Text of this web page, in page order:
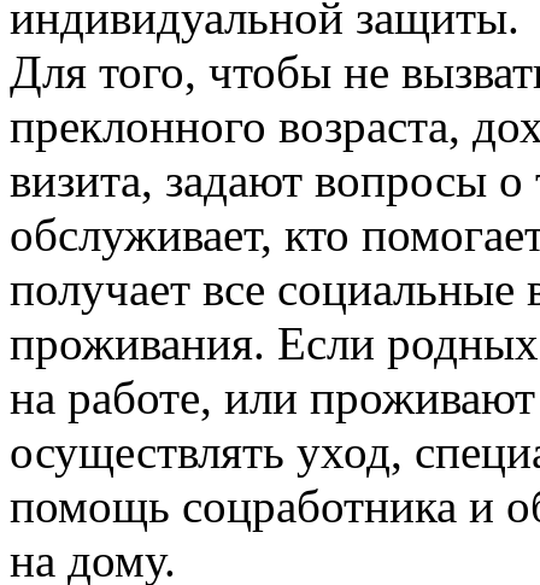
индивидуальной защиты.
Для того, чтобы не
преклонного возраста,
визита, задают вопросы о
обслуживает, кто
получает все
проживания. Если
на работе, или
осуществлять уход,
помощь соцработника и
на дому.